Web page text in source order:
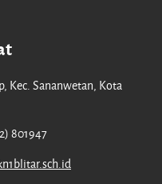
Kec. Sananwetan, Kota
801947